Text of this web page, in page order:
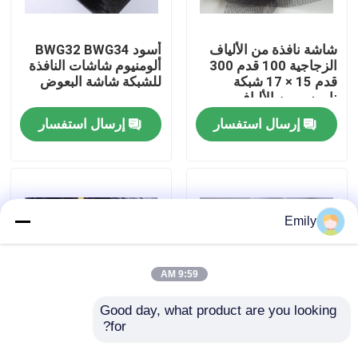
جولة في المصنع
مراقبة الجودة
أخبار
القضايا
شاشة نافذة من الألياف
الزجاجية 100 قدم 300
قدم 15 × 17 شبكة
ناموس من الألياف
الزجاجية
إرسال استفسار
أسود BWG32 BWG34
ألومنيوم شاشات النافذة
للشبكة شاشة البعوض
إرسال استفسار
شبكة الدبابات هي شبكة
Emily
9:59 AM
Good day, what product are you looking
for?